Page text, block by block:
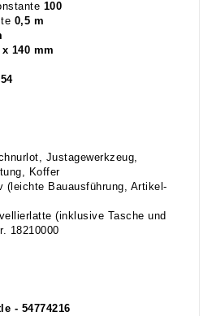
100
0,5 m
140 mm
Justagewerkzeug,
Koffer
(leichte Bauausführung, Artikel-
(inklusive Tasche und
18210000
- 54774216